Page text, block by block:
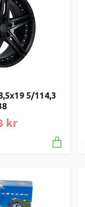
5/114,3
kr